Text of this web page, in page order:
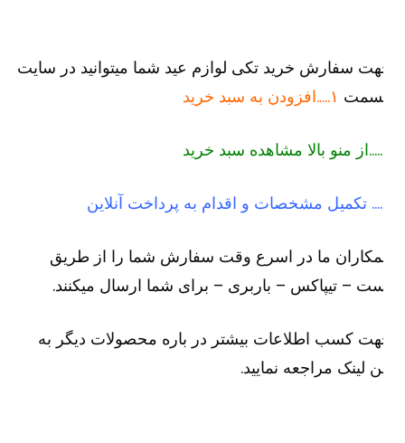
سفارش خرید تکی لوازم عید شما میتوانید در سایت
۱…..افزودن به سبد خرید
ما در اسرع وقت سفارش شما را از طریق
– تیپاکس – باربری – برای شما ارسال میکنند.
کسب اطلاعات بیشتر در باره محصولات دیگر به
لینک مراجعه نمایید.